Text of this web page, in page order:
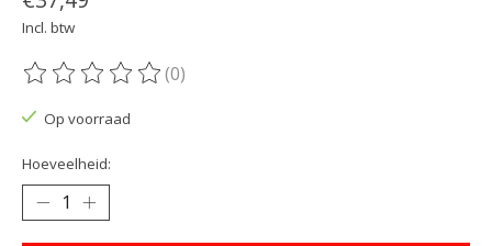
Incl. btw
De beoordeling van dit product is
(0)
Op voorraad
Hoeveelheid: